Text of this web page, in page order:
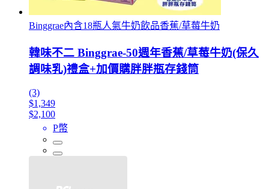
Binggrae內含18瓶人氣牛奶飲品香蕉/草莓牛奶
韓味不二 Binggrae-50週年香蕉/草莓牛奶(保久
調味乳)禮盒+加價購胖胖瓶存錢筒
(3)
$1,349
$2,100
P幣